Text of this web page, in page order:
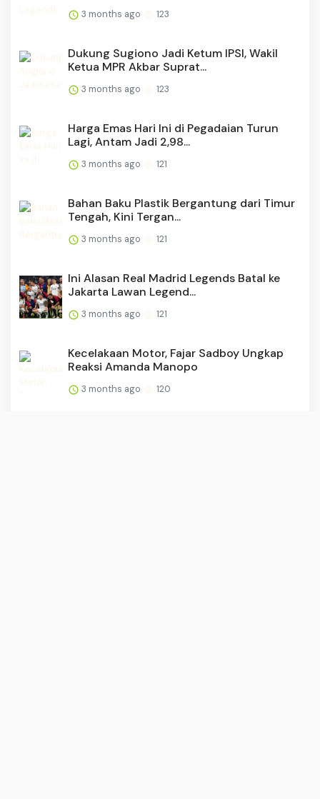
3 months ago 123
Dukung Sugiono Jadi Ketum IPSI, Wakil
Ketua MPR Akbar Suprat...
3 months ago 123
Harga Emas Hari Ini di Pegadaian Turun
Lagi, Antam Jadi 2,98...
3 months ago 121
Bahan Baku Plastik Bergantung dari Timur
Tengah, Kini Tergan...
3 months ago 121
Ini Alasan Real Madrid Legends Batal ke
Jakarta Lawan Legend...
3 months ago 121
Kecelakaan Motor, Fajar Sadboy Ungkap
Reaksi Amanda Manopo
3 months ago 120